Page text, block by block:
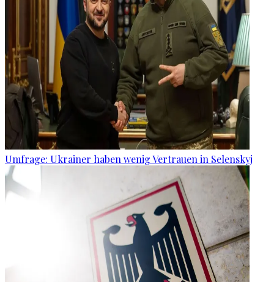
Umfrage: Ukrainer haben wenig Vertrauen in Selenskyj